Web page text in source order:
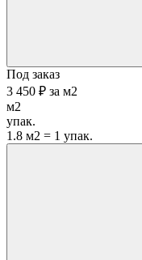
Под заказ
3 450 ₽ за м2
м2
упак.
1.8 м2 = 1 упак.